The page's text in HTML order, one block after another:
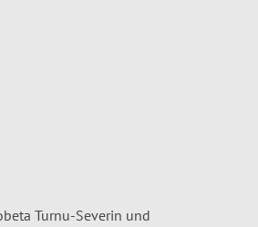
Turnu-Severin und